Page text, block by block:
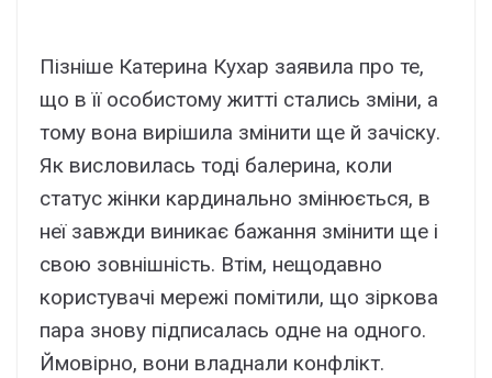
Пізніше Катерина Кухар заявила про те,
що в її особистому житті стались зміни, а
тому вона вирішила змінити ще й зачіску.
Як висловилась тоді балерина, коли
статус жінки кардинально змінюється, в
неї завжди виникає бажання змінити ще і
свою зовнішність. Втім, нещодавно
користувачі мережі помітили, що зіркова
пара знову підписалась одне на одного.
Ймовірно, вони владнали конфлікт.